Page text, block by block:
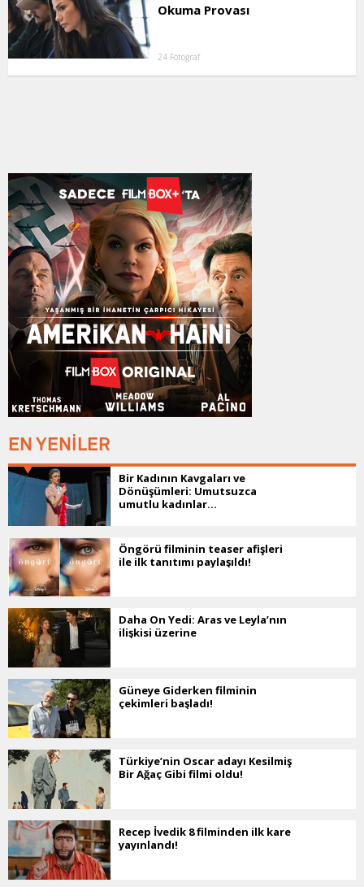
Okuma Provası
24 Fotoğraf
EN YENİLER
Bir Kadının Kavgaları ve
Dönüşümleri: Umutsuzca
umutlu kadınlar...
Öngörü filminin teaser afişleri
ile ilk tanıtımı paylaşıldı!
Daha On Yedi: Aras ve Leyla’nın
ilişkisi üzerine
Güneye Giderken filminin
çekimleri başladı!
Türkiye’nin Oscar adayı Kesilmiş
Bir Ağaç Gibi filmi oldu!
Recep İvedik 8 filminden ilk kare
yayınlandı!